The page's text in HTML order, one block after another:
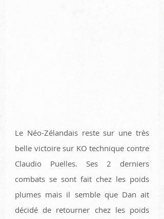
Le Néo-Zélandais reste sur une très
belle victoire sur KO technique contre
Claudio Puelles. Ses 2 derniers
combats se sont fait chez les poids
plumes mais il semble que Dan ait
décidé de retourner chez les poids